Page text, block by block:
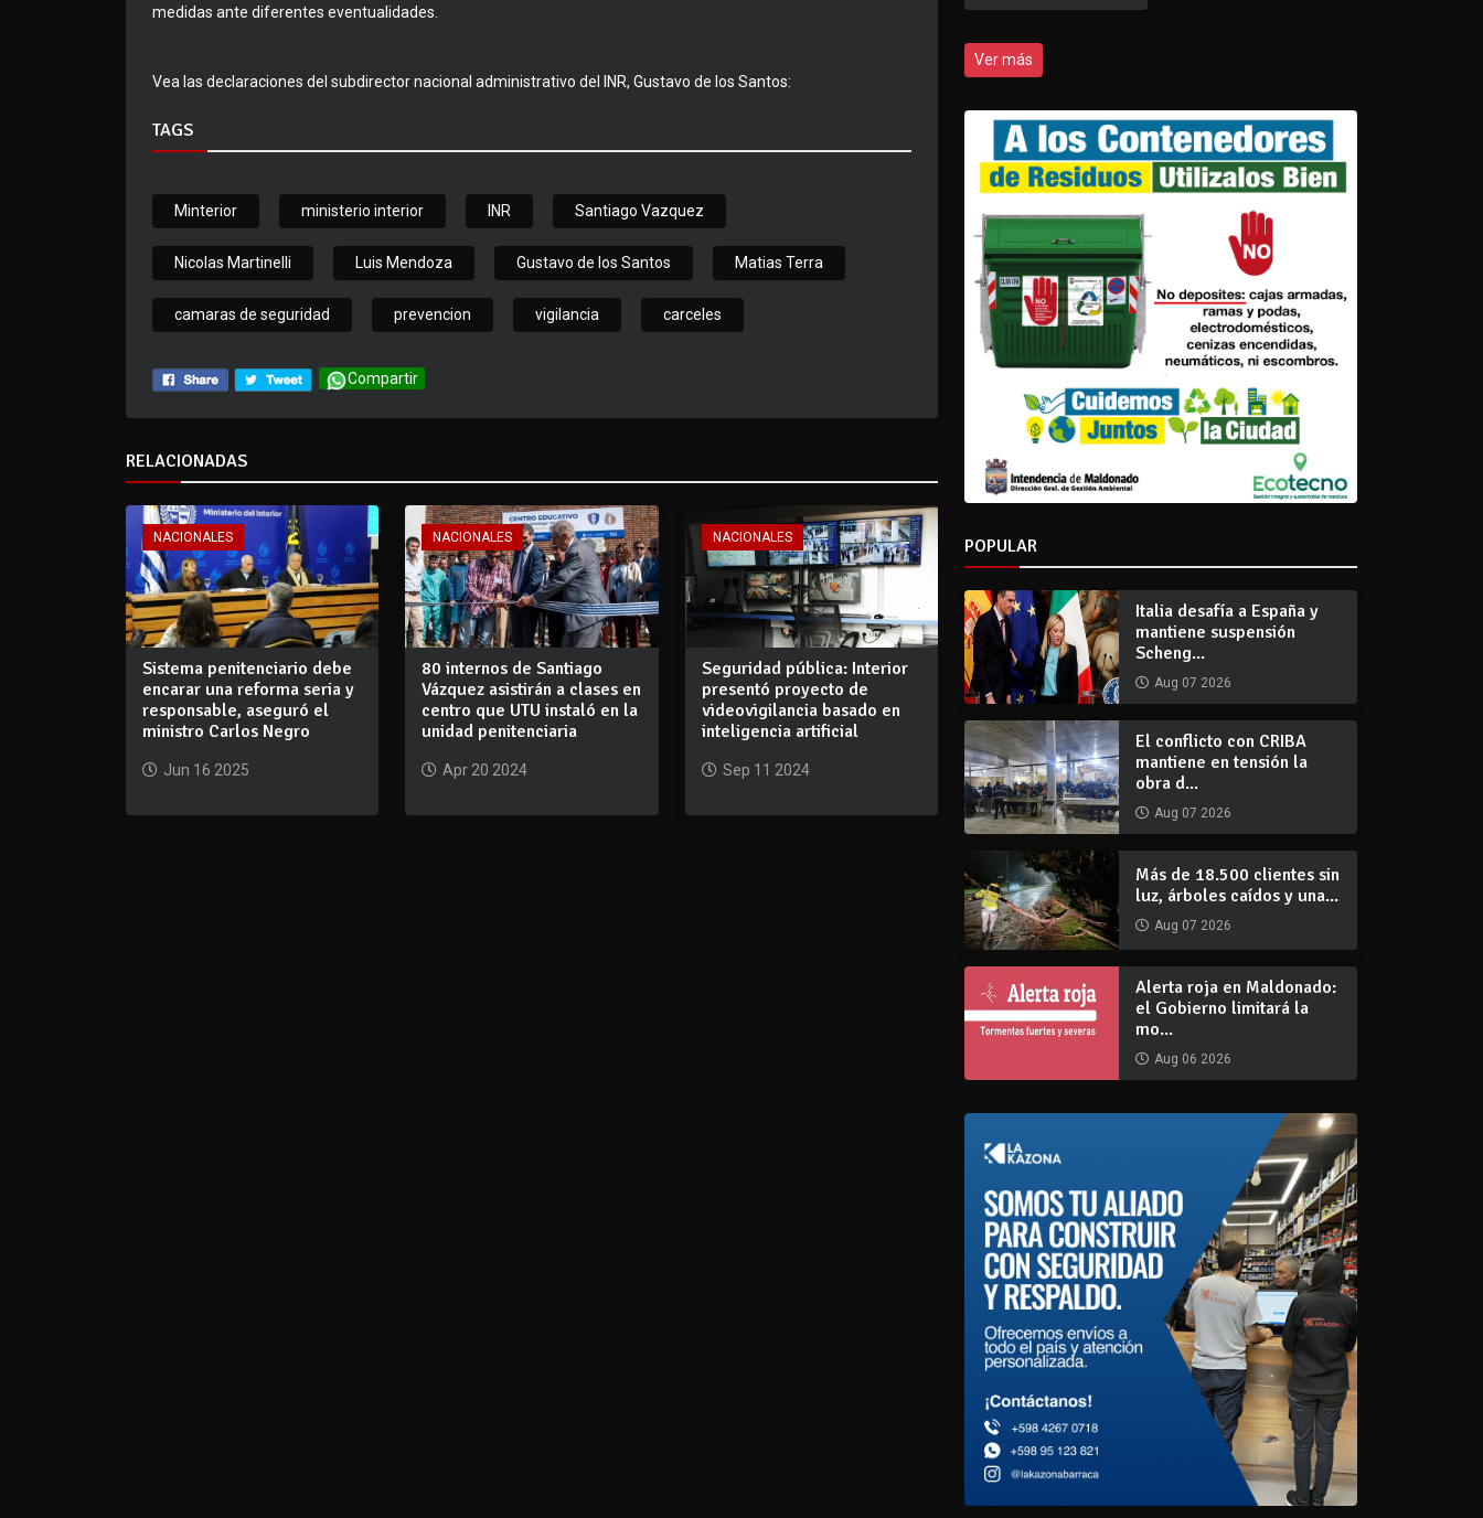
medidas ante diferentes eventualidades.
Vea las declaraciones del subdirector nacional administrativo del INR, Gustavo de los Santos:
TAGS
Minterior ministerio interior INR Santiago Vazquez
Nicolas Martinelli Luis Mendoza Gustavo de los Santos Matias Terra
camaras de seguridad prevencion vigilancia carceles
Compartir
RELACIONADAS
NACIONALES
Sistema penitenciario debe
encarar una reforma seria y
responsable, aseguró el
ministro Carlos Negro
Jun 16 2025
NACIONALES
80 internos de Santiago
Vázquez asistirán a clases en
centro que UTU instaló en la
unidad penitenciaria
Apr 20 2024
NACIONALES
Seguridad pública: Interior
presentó proyecto de
videovigilancia basado en
inteligencia artificial
Sep 11 2024
Ver más
POPULAR
Italia desafía a España y
mantiene suspensión
Scheng...
Aug 07 2026
El conflicto con CRIBA
mantiene en tensión la
obra d...
Aug 07 2026
Más de 18.500 clientes sin
luz, árboles caídos y una...
Aug 07 2026
Alerta roja en Maldonado:
el Gobierno limitará la
mo...
Aug 06 2026